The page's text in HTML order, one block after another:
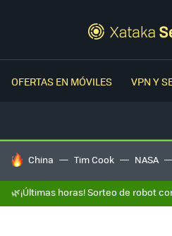
OFERTAS EN MÓVILES VPN Y
HOY SE HABLA DE
China Tim Cook NASA
🌿¡Últimas horas! Sorteo de robot